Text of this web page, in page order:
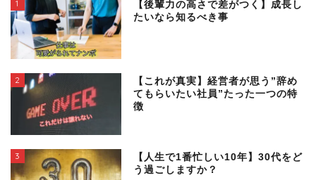
1
【後輩力の高さで差がつく】成長し
たいなら知るべき事
2
【これが真実】経営者が思う”辞め
てもらいたい社員”たった一つの特
徴
3
【人生で1番忙しい10年】30代をど
う過ごしますか？